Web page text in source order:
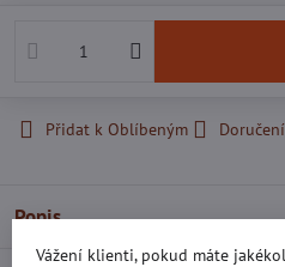
Přidat k Oblíbeným Doručení
Popis
Vážení klienti, pokud máte